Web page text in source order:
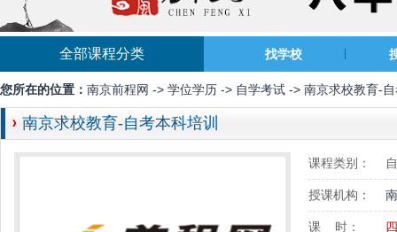
全部课程分类 找学校
您所在的位置： 南京前程网 -> 学位学历 -> 自学考试 -> 南京求校教育-
南京求校教育-自考本科培训
课程类别：
授课机构：
课 时：